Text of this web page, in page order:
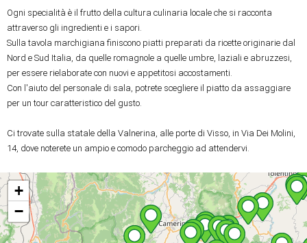
Ogni specialità è il frutto della cultura culinaria locale che si racconta
attraverso gli ingredienti e i sapori.
Sulla tavola marchigiana finiscono piatti preparati da ricette originarie dal
Nord e Sud Italia, da quelle romagnole a quelle umbre, laziali e abruzzesi,
per essere rielaborate con nuovi e appetitosi accostamenti.
Con l'aiuto del personale di sala, potrete scegliere il piatto da assaggiare
per un tour caratteristico del gusto.
Ci trovate sulla statale della Valnerina, alle porte di Visso, in Via Dei Molini,
14, dove noterete un ampio e comodo parcheggio ad attendervi.
+
−